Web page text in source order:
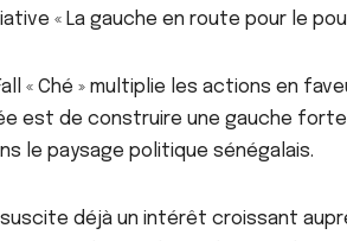
« La gauche en route pour le
« Ché » multiplie les actions en
est de construire une gauche
le paysage politique sénégalais.
déjà un intérêt croissant